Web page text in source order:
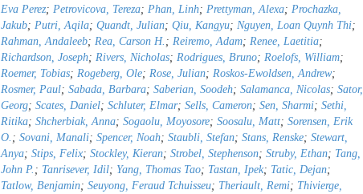
Eva Perez; Petrovicova, Tereza; Phan, Linh; Prettyman, Alexa; Prochazka,
Jakub; Putri, Aqila; Quandt, Julian; Qiu, Kangyu; Nguyen, Loan Quynh Thi;
Rahman, Andaleeb; Rea, Carson H. ; Reiremo, Adam; Renee, Laetitia;
Richardson, Joseph; Rivers, Nicholas; Rodrigues, Bruno; Roelofs, William;
Roemer, Tobias; Rogeberg, Ole; Rose, Julian; Roskos-Ewoldsen, Andrew;
Rosmer, Paul; Sabada, Barbara; Saberian, Soodeh; Salamanca, Nicolas; Sator,
Georg; Scates, Daniel; Schluter, Elmar; Sells, Cameron; Sen, Sharmi; Sethi,
Ritika; Shcherbiak, Anna; Sogaolu, Moyosore; Soosalu, Matt; Sorensen, Erik
O. ; Sovani, Manali; Spencer, Noah; Staubli, Stefan; Stans, Renske; Stewart,
Anya; Stips, Felix; Stockley, Kieran; Strobel, Stephenson; Struby, Ethan; Tang,
John P. ; Tanrisever, Idil; Yang, Thomas Tao; Tastan, Ipek; Tatic, Dejan;
Tatlow, Benjamin; Seuyong, Feraud Tchuisseu; Theriault, Remi; Thivierge,